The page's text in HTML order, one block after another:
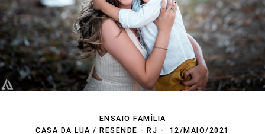
ENSAIO FAMÍLIA
CASA DA LUA / RESENDE - RJ
12/MAIO/2021